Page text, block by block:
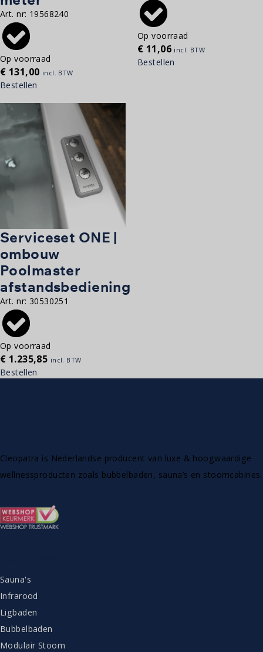
Art. nr: 19568240
Op voorraad
€ 131,00 incl. BTW
Bestellen
Op voorraad
€ 11,06 incl. BTW
Bestellen
Serviceset ONE |
ombouw
Poolmaster
afstandsbediening
Art. nr: 30530251
Op voorraad
€ 1.235,85 incl. BTW
Bestellen
Cleopatra is Nederlandse producent van luxe & hoogwaardige
wellnessproducten zoals bubbelbaden, sauna’s en stoomcabines.
Sauna's
Infrarood
Ligbaden
Bubbelbaden
Modulair Stoom